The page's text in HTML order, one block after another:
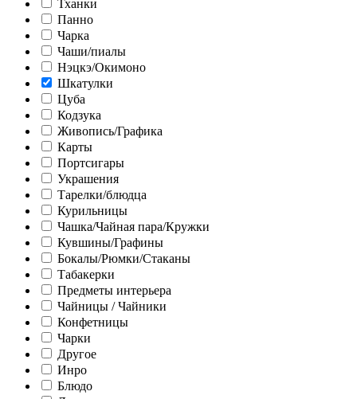
Тханки
Панно
Чарка
Чаши/пиалы
Нэцкэ/Окимоно
Шкатулки
Цуба
Кодзука
Живопись/Графика
Карты
Портсигары
Украшения
Тарелки/блюдца
Курильницы
Чашка/Чайная пара/Кружки
Кувшины/Графины
Бокалы/Рюмки/Стаканы
Табакерки
Предметы интерьера
Чайницы / Чайники
Конфетницы
Чарки
Другое
Инро
Блюдо